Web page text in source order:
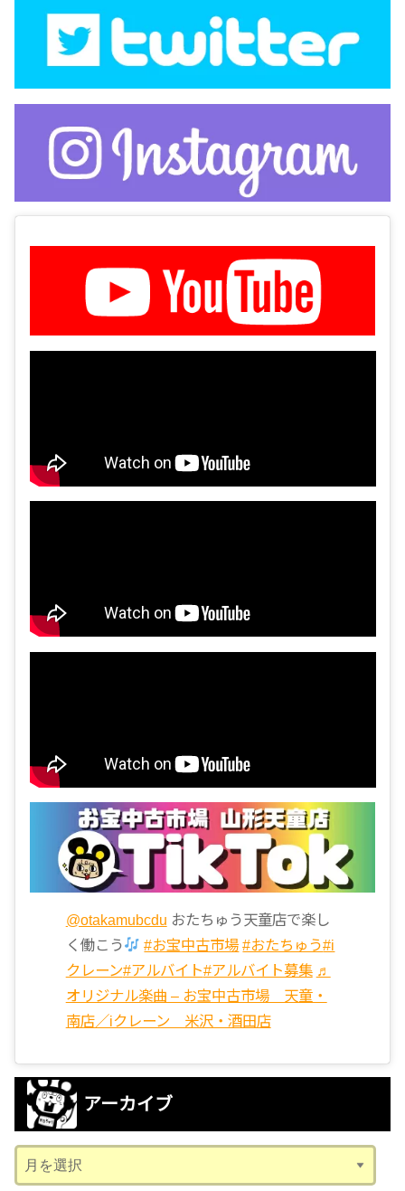
@otakamubcdu おたちゅう天童店で楽し
く働こう
#お宝中古市場 #おたちゅう#i
クレーン#アルバイト#アルバイト募集 ♬
オリジナル楽曲 – お宝中古市場 天童・
南店／iクレーン 米沢・酒田店
アーカイブ
ー